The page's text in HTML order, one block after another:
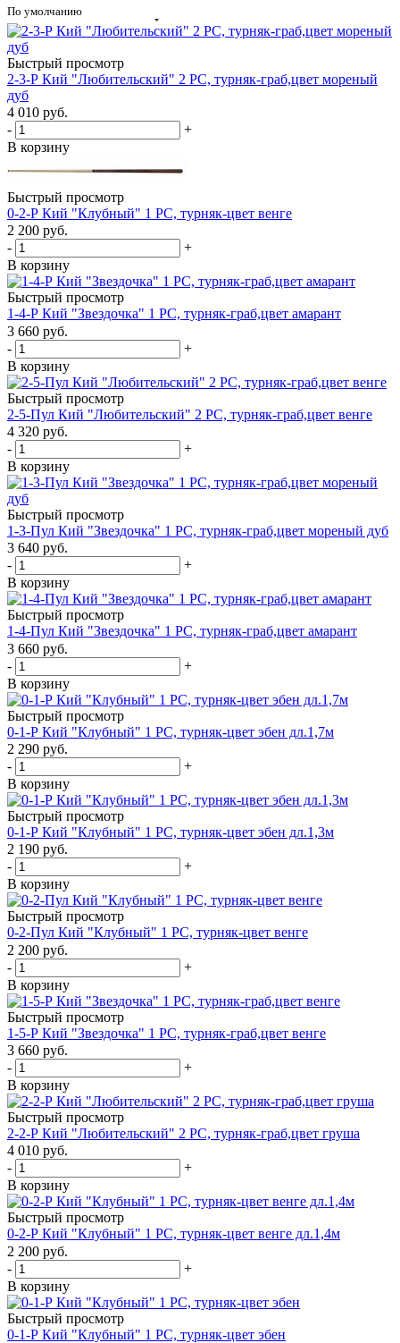
По умолчанию
Быстрый просмотр
2-3-Р Кий "Любительский" 2 РС, турняк-граб,цвет мореный
дуб
4 010 руб.
-
+
В корзину
Быстрый просмотр
0-2-Р Кий "Клубный" 1 РС, турняк-цвет венге
2 200 руб.
-
+
В корзину
Быстрый просмотр
1-4-Р Кий "Звездочка" 1 РС, турняк-граб,цвет амарант
3 660 руб.
-
+
В корзину
Быстрый просмотр
2-5-Пул Кий "Любительский" 2 РС, турняк-граб,цвет венге
4 320 руб.
-
+
В корзину
Быстрый просмотр
1-3-Пул Кий "Звездочка" 1 РС, турняк-граб,цвет мореный дуб
3 640 руб.
-
+
В корзину
Быстрый просмотр
1-4-Пул Кий "Звездочка" 1 РС, турняк-граб,цвет амарант
3 660 руб.
-
+
В корзину
Быстрый просмотр
0-1-Р Кий "Клубный" 1 РС, турняк-цвет эбен дл.1,7м
2 290 руб.
-
+
В корзину
Быстрый просмотр
0-1-Р Кий "Клубный" 1 РС, турняк-цвет эбен дл.1,3м
2 190 руб.
-
+
В корзину
Быстрый просмотр
0-2-Пул Кий "Клубный" 1 РС, турняк-цвет венге
2 200 руб.
-
+
В корзину
Быстрый просмотр
1-5-Р Кий "Звездочка" 1 РС, турняк-граб,цвет венге
3 660 руб.
-
+
В корзину
Быстрый просмотр
2-2-Р Кий "Любительский" 2 РС, турняк-граб,цвет груша
4 010 руб.
-
+
В корзину
Быстрый просмотр
0-2-Р Кий "Клубный" 1 РС, турняк-цвет венге дл.1,4м
2 200 руб.
-
+
В корзину
Быстрый просмотр
0-1-Р Кий "Клубный" 1 РС, турняк-цвет эбен